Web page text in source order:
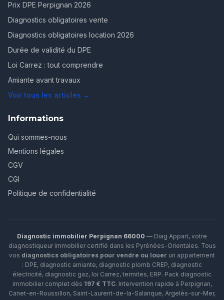
Prix DPE Perpignan 2026
Diagnostics obligatoires vente
Diagnostics obligatoires location 2026
Durée de validité du DPE
Loi Carrez : tout comprendre
Amiante avant travaux
Voir tous les articles →
Informations
Qui sommes-nous
Mentions légales
CGV
CGI
Politique de confidentialité
Diagnostic immobilier Perpignan 66000 — Diag Appart, votre
diagnostiqueur immobilier certifié dans les Pyrénées-Orientales. Tous
vos diagnostics obligatoires pour vendre ou louer un appartement
: DPE, diagnostic amiante, diagnostic plomb CREP, diagnostic
électricité, diagnostic gaz, loi Carrez, termites, ERP. Pack diagnostic
immobilier complet dès 197 € TTC. Intervention rapide à Perpignan,
Canet-en-Roussillon, Saint-Laurent-de-la-Salanque, Argelès-sur-Mer,